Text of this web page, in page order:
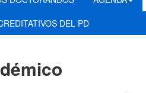
DEL PD